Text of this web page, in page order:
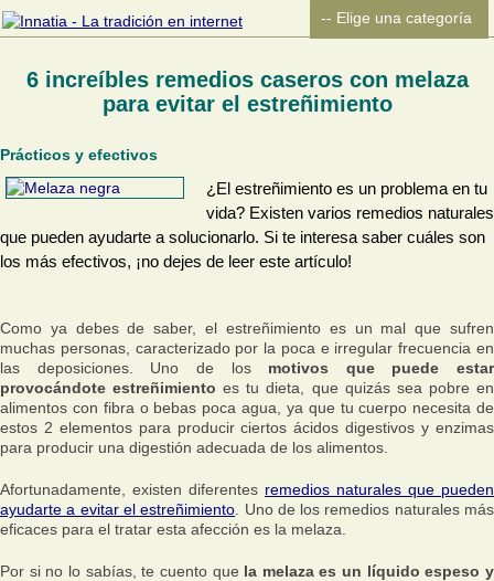
6 increíbles remedios caseros con melaza
para evitar el estreñimiento
Prácticos y efectivos
¿El estreñimiento es un problema en tu
vida? Existen varios remedios naturales
que pueden ayudarte a solucionarlo. Si te interesa saber cuáles son
los más efectivos, ¡no dejes de leer este artículo!
Como ya debes de saber, el estreñimiento es un mal que sufren
muchas personas, caracterizado por la poca e irregular frecuencia en
las deposiciones. Uno de los motivos que puede estar
provocándote estreñimiento es tu dieta, que quizás sea pobre en
alimentos con fibra o bebas poca agua, ya que tu cuerpo necesita de
estos 2 elementos para producir ciertos ácidos digestivos y enzimas
para producir una digestión adecuada de los alimentos.
Afortunadamente, existen diferentes remedios naturales que pueden
ayudarte a evitar el estreñimiento . Uno de los remedios naturales más
eficaces para el tratar esta afección es la melaza.
Por si no lo sabías, te cuento que la melaza es un líquido espeso y